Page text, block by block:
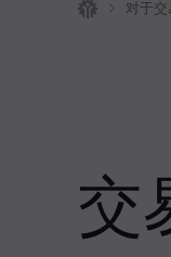
对于交
交